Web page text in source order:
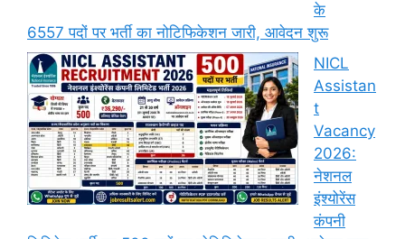
के
6557 पदों पर भर्ती का नोटिफिकेशन जारी, आवेदन शुरू
NICL
Assistan
t
Vacancy
2026:
नेशनल
इंश्योरेंस
कंपनी